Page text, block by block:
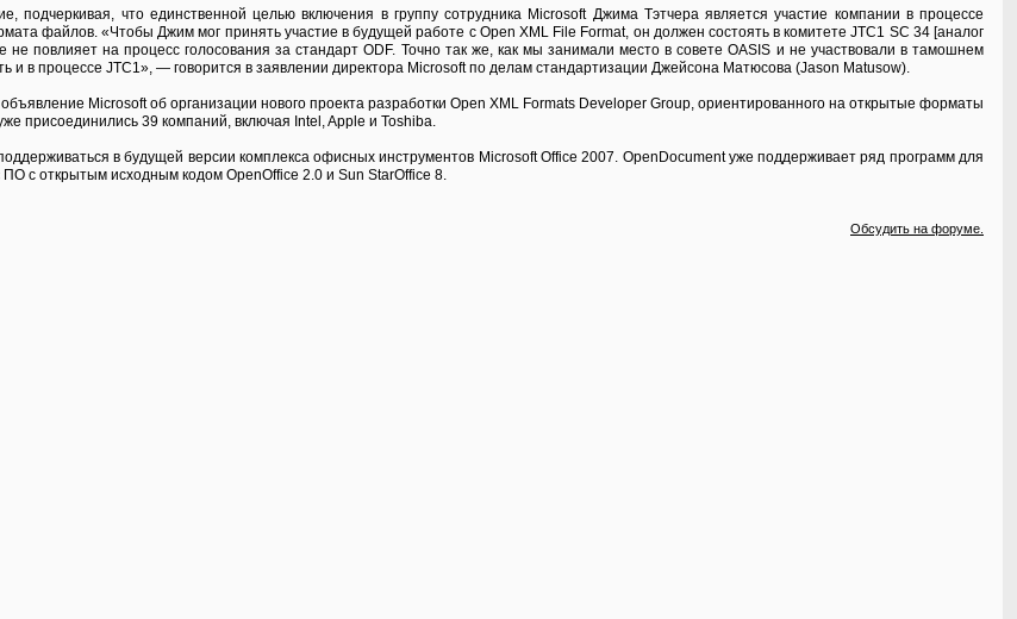
подчеркивая, что единственной целью включения в группу сотрудника Microsoft Джима Тэтчера является участие компании в процессе
файлов. «Чтобы Джим мог принять участие в будущей работе с Open XML File Format, он должен состоять в комитете JTC1 SC 34 [аналог
не повлияет на процесс голосования за стандарт ODF. Точно так же, как мы занимали место в совете OASIS и не участвовали в тамошнем
и в процессе JTC1», — говорится в заявлении директора Microsoft по делам стандартизации Джейсона Матюсова (Jason Matusow).
Microsoft об организации нового проекта разработки Open XML Formats Developer Group, ориентированного на открытые форматы
присоединились 39 компаний, включая Intel, Apple и Toshiba.
в будущей версии комплекса офисных инструментов Microsoft Office 2007. OpenDocument уже поддерживает ряд программ для
с открытым исходным кодом OpenOffice 2.0 и Sun StarOffice 8.
Обсудить на форуме.